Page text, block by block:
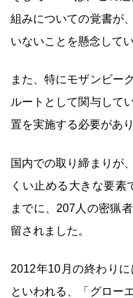
組みについての覚書が
いないことを懸念してい
また、特にモザンビー
ルートとして関与して
置を実施する必要があり
国内での取り締まりが
くい止める大きな要素
までに、207人の密猟
留されました。
2012年10月の終わり
といわれる、「グロー